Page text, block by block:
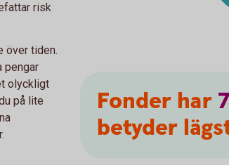
risk
över tiden.
pengar
olyckligt
på lite
Fonder har 7
betyder